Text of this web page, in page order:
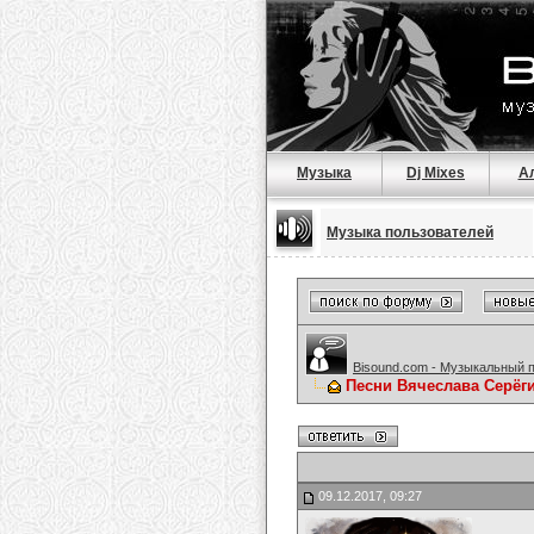
Музыка Dj Mixes
Музыка пользователей
Bisound.com - Музыкальный
Песни Вячеслава
09.12.2017, 09:27